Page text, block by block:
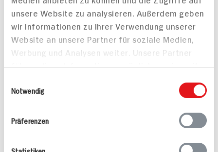
unsere Website zu analysieren. Außerdem geben
wir Informationen zu Ihrer Verwendung unserer
Website an unsere Partner für soziale Medien,
Werbung und Analysen weiter. Unsere Partner
führen diese Informationen möglicherweise mit
bereitgestellt haben oder die sie im Rahmen
Notwendig
Präferenzen
Häufig gestellte Fragen
Mehr Informationen in unserem FAQ
kontakt
hit.de
Wir beantworten gerne Ihre Fragen
Folgen Sie uns auf TikTok